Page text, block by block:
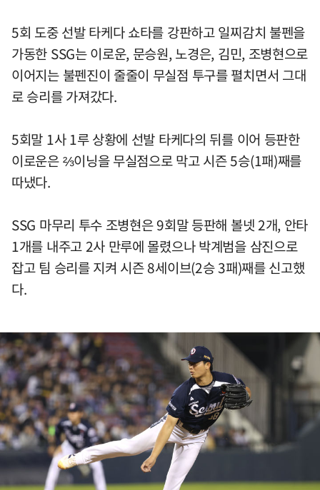
5회 도중 선발 타케다 쇼타를 강판하고 일찌감치 불펜을
가동한 SSG는 이로운, 문승원, 노경은, 김민, 조병현으로
이어지는 불펜진이 줄줄이 무실점 투구를 펼치면서 그대
로 승리를 가져갔다.
5회말 1사 1루 상황에 선발 타케다의 뒤를 이어 등판한
이로운은 ⅔이닝을 무실점으로 막고 시즌 5승(1패)째를
따냈다.
SSG 마무리 투수 조병현은 9회말 등판해 볼넷 2개, 안타
1개를 내주고 2사 만루에 몰렸으나 박계범을 삼진으로
잡고 팀 승리를 지켜 시즌 8세이브(2승 3패)째를 신고했
다.